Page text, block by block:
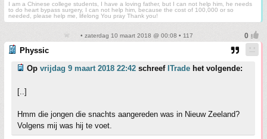
I am a Chinese college students, I have a loving father, but I can not help him, he needs
to do heart bypass surgery, I can not help him, because the cost of 100,000 or so
needed, please help me, lifelong You pray Thank you!
• zaterdag 10 maart 2018 @ 00:08 • 117
Physsic
Op vrijdag 9 maart 2018 22:42 schreef ITrade het volgende:
[..]
Hmm die jongen die snachts aangereden was in Nieuw Zeeland?
Volgens mij was hij te voet.